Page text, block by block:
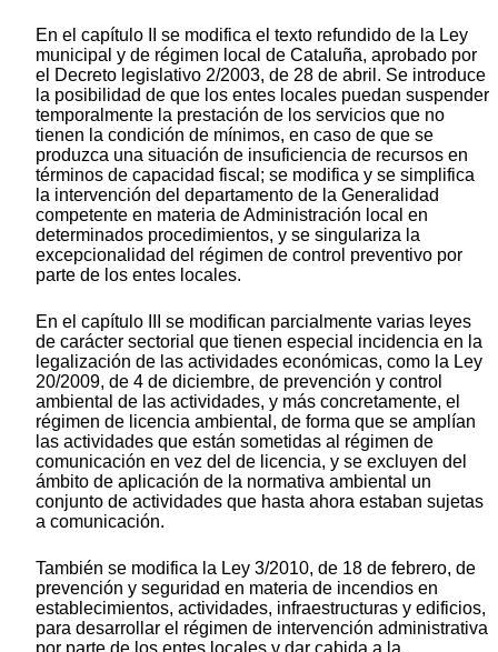
En el capítulo II se modifica el texto refundido de la Ley
municipal y de régimen local de Cataluña, aprobado por
el Decreto legislativo 2/2003, de 28 de abril. Se introduce
la posibilidad de que los entes locales puedan suspender
temporalmente la prestación de los servicios que no
tienen la condición de mínimos, en caso de que se
produzca una situación de insuficiencia de recursos en
términos de capacidad fiscal; se modifica y se simplifica
la intervención del departamento de la Generalidad
competente en materia de Administración local en
determinados procedimientos, y se singulariza la
excepcionalidad del régimen de control preventivo por
parte de los entes locales.
En el capítulo III se modifican parcialmente varias leyes
de carácter sectorial que tienen especial incidencia en la
legalización de las actividades económicas, como la Ley
20/2009, de 4 de diciembre, de prevención y control
ambiental de las actividades, y más concretamente, el
régimen de licencia ambiental, de forma que se amplían
las actividades que están sometidas al régimen de
comunicación en vez del de licencia, y se excluyen del
ámbito de aplicación de la normativa ambiental un
conjunto de actividades que hasta ahora estaban sujetas
a comunicación.
También se modifica la Ley 3/2010, de 18 de febrero, de
prevención y seguridad en materia de incendios en
establecimientos, actividades, infraestructuras y edificios,
para desarrollar el régimen de intervención administrativa